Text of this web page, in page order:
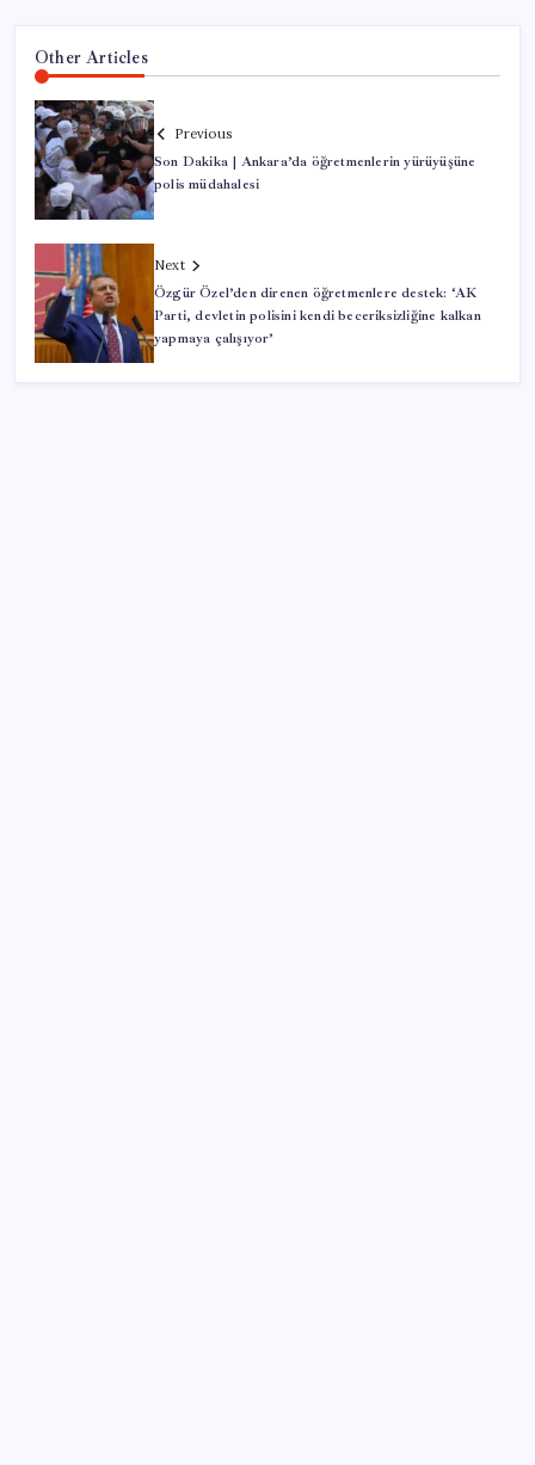
Other Articles
Previous
Son Dakika | Ankara’da öğretmenlerin yürüyüşüne
polis müdahalesi
Next
Özgür Özel’den direnen öğretmenlere destek: ‘AK
Parti, devletin polisini kendi beceriksizliğine kalkan
yapmaya çalışıyor’